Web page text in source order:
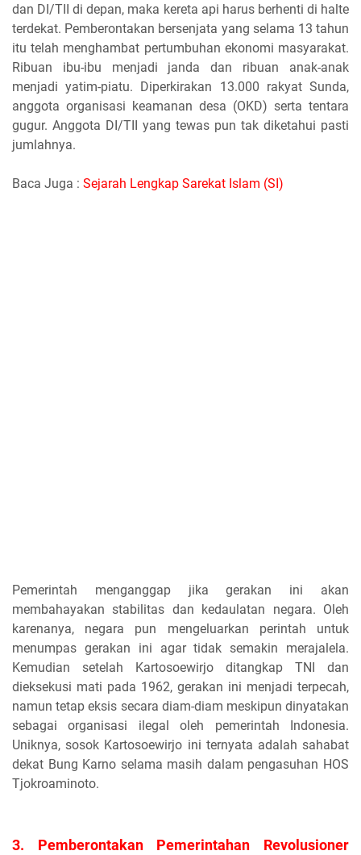
dan DI/TII di depan, maka kereta api harus berhenti di halte
terdekat. Pemberontakan bersenjata yang selama 13 tahun
itu telah menghambat pertumbuhan ekonomi masyarakat.
Ribuan ibu-ibu menjadi janda dan ribuan anak-anak
menjadi yatim-piatu. Diperkirakan 13.000 rakyat Sunda,
anggota organisasi keamanan desa (OKD) serta tentara
gugur. Anggota DI/TII yang tewas pun tak diketahui pasti
jumlahnya.
Baca Juga : Sejarah Lengkap Sarekat Islam (SI)
Pemerintah menganggap jika gerakan ini akan
membahayakan stabilitas dan kedaulatan negara. Oleh
karenanya, negara pun mengeluarkan perintah untuk
menumpas gerakan ini agar tidak semakin merajalela.
Kemudian setelah Kartosoewirjo ditangkap TNI dan
dieksekusi mati pada 1962, gerakan ini menjadi terpecah,
namun tetap eksis secara diam-diam meskipun dinyatakan
sebagai organisasi ilegal oleh pemerintah Indonesia.
Uniknya, sosok Kartosoewirjo ini ternyata adalah sahabat
dekat Bung Karno selama masih dalam pengasuhan HOS
Tjokroaminoto.
3. Pemberontakan Pemerintahan Revolusioner